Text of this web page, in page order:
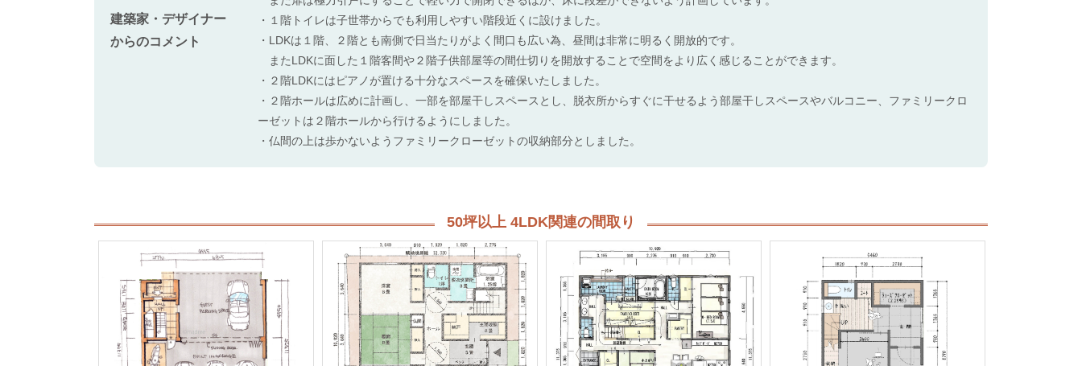
建築家・デザイナー
からのコメント
・１階トイレは子世帯からでも利用しやすい階段近くに設けました。
・LDKは１階、２階とも南側で日当たりがよく間口も広い為、昼間は非常に明るく開放的です。
またLDKに面した１階客間や２階子供部屋等の間仕切りを開放することで空間をより広く感じることができます。
・２階LDKにはピアノが置ける十分なスペースを確保いたしました。
・２階ホールは広めに計画し、一部を部屋干しスペースとし、脱衣所からすぐに干せるよう部屋干しスペースやバルコニー、ファミリークロ
ーゼットは２階ホールから行けるようにしました。
・仏間の上は歩かないようファミリークローゼットの収納部分としました。
50坪以上 4LDK関連の間取り